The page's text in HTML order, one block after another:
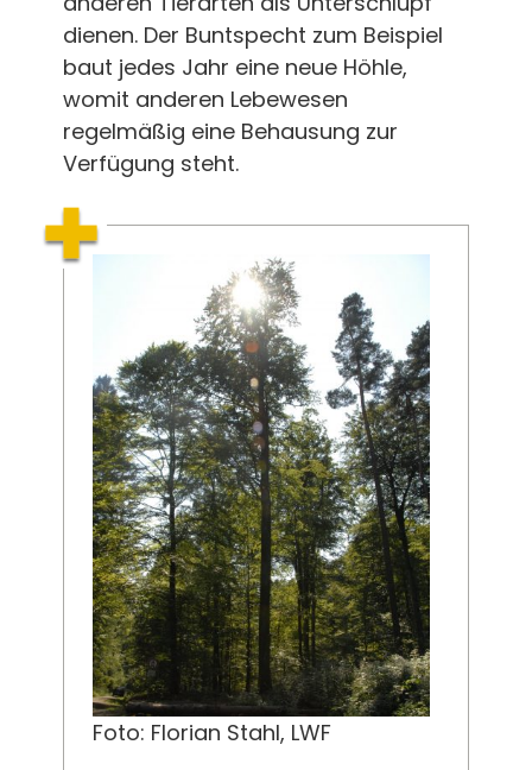
dienen. Der Buntspecht zum Beispiel
baut jedes Jahr eine neue Höhle,
womit anderen Lebewesen
regelmäßig eine Behausung zur
Verfügung steht.
Foto: Florian Stahl, LWF